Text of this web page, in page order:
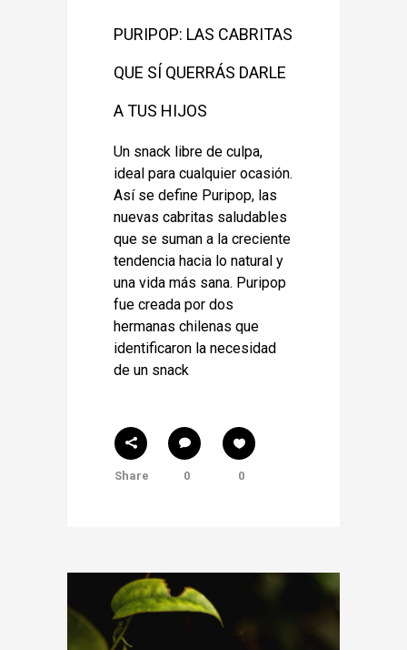
PURIPOP: LAS CABRITAS
QUE SÍ QUERRÁS DARLE
A TUS HIJOS
Un snack libre de culpa,
ideal para cualquier ocasión.
Así se define Puripop, las
nuevas cabritas saludables
que se suman a la creciente
tendencia hacia lo natural y
una vida más sana. Puripop
fue creada por dos
hermanas chilenas que
identificaron la necesidad
de un snack
Share 0 0